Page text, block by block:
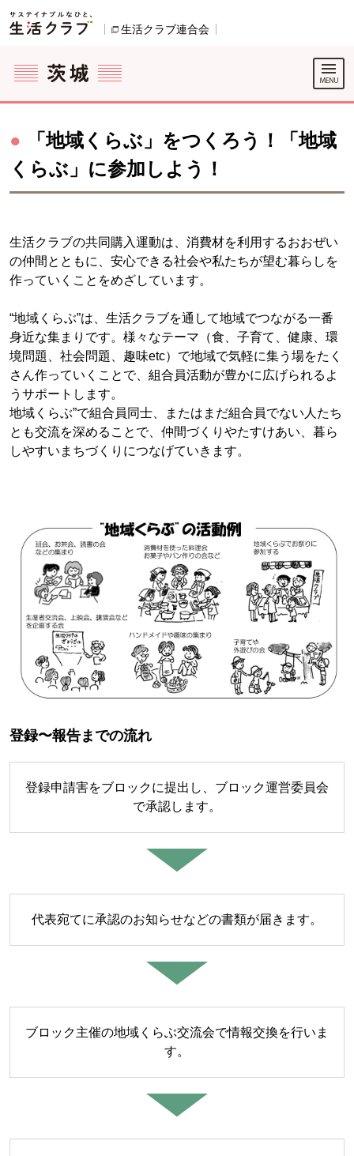
ページの先頭です。
生活クラブ連合会
ここからサイト内共通メニューです。
サイト内共通メニューをスキップする
サイト内共通メニューここまで。
● 「地域くらぶ」をつくろう！「地域
くらぶ」に参加しよう！
生活クラブの共同購入運動は、消費材を利用するおおぜい
の仲間とともに、安心できる社会や私たちが望む暮らしを
作っていくことをめざしています。
“地域くらぶ”は、生活クラブを通して地域でつながる一番
身近な集まりです。様々なテーマ（食、子育て、健康、環
境問題、社会問題、趣味etc）で地域で気軽に集う場をたく
さん作っていくことで、組合員活動が豊かに広げられるよ
うサポートします。
地域くらぶ”で組合員同士、またはまだ組合員でない人たち
とも交流を深めることで、仲間づくりやたすけあい、暮ら
しやすいまちづくりにつなげていきます。
登録〜報告までの流れ
登録申請害をブロックに提出し、ブロック運営委員会
で承認します。
代表宛てに承認のお知らせなどの書類が届きます。
ブロック主催の地域くらぶ交流会で情報交換を行いま
す。